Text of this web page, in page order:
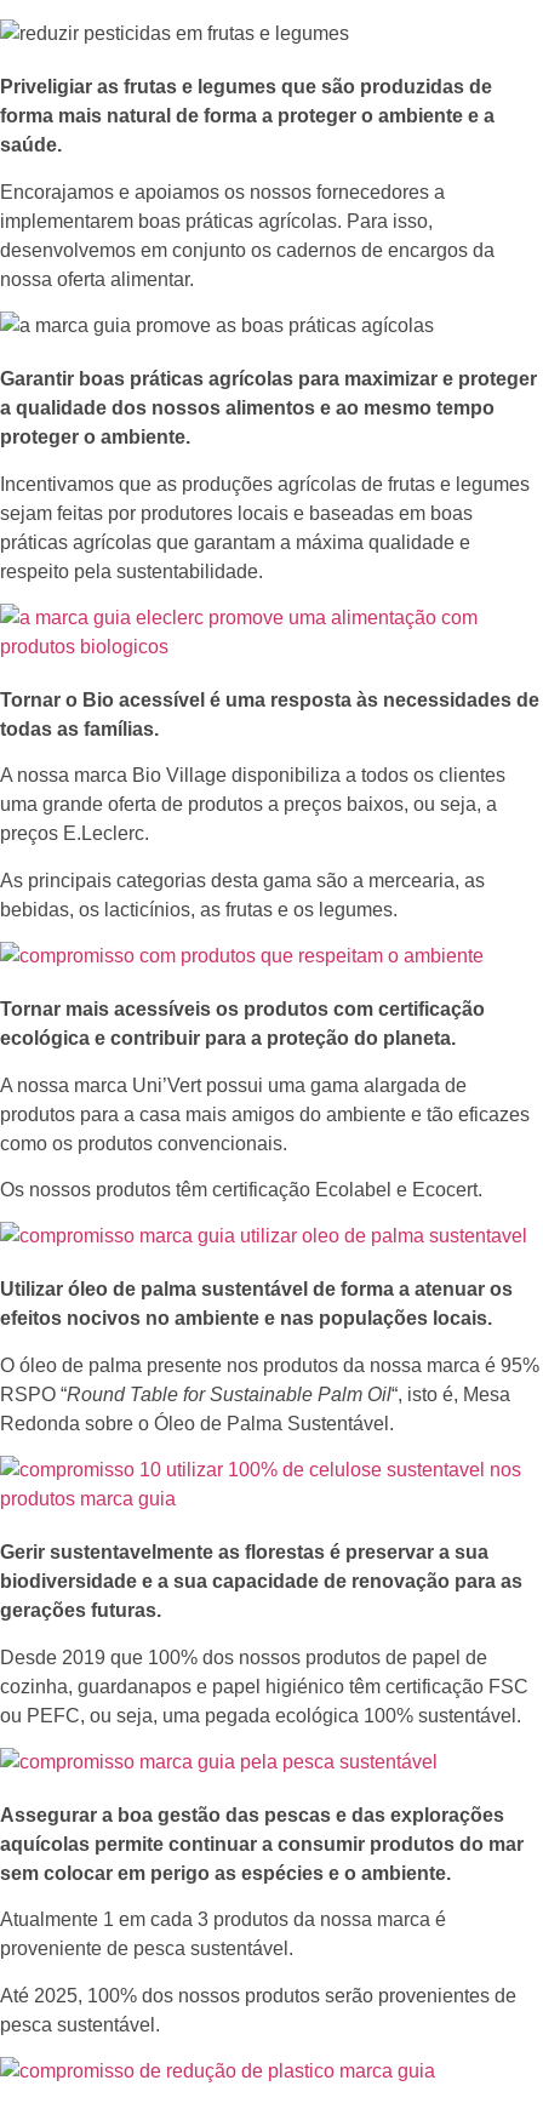
Priveligiar as frutas e legumes que são produzidas de
forma mais natural de forma a proteger o ambiente e a
saúde.
Encorajamos e apoiamos os nossos fornecedores a
implementarem boas práticas agrícolas. Para isso,
desenvolvemos em conjunto os cadernos de encargos da
nossa oferta alimentar.
Garantir boas práticas agrícolas para maximizar e proteger
a qualidade dos nossos alimentos e ao mesmo tempo
proteger o ambiente.
Incentivamos que as produções agrícolas de frutas e legumes
sejam feitas por produtores locais e baseadas em boas
práticas agrícolas que garantam a máxima qualidade e
respeito pela sustentabilidade.
Tornar o Bio acessível é uma resposta às necessidades de
todas as famílias.
A nossa marca Bio Village disponibiliza a todos os clientes
uma grande oferta de produtos a preços baixos, ou seja, a
preços E.Leclerc.
As principais categorias desta gama são a mercearia, as
bebidas, os lacticínios, as frutas e os legumes.
Tornar mais acessíveis os produtos com certificação
ecológica e contribuir para a proteção do planeta.
A nossa marca Uni’Vert possui uma gama alargada de
produtos para a casa mais amigos do ambiente e tão eficazes
como os produtos convencionais.
Os nossos produtos têm certificação Ecolabel e Ecocert.
Utilizar óleo de palma sustentável de forma a atenuar os
efeitos nocivos no ambiente e nas populações locais.
O óleo de palma presente nos produtos da nossa marca é 95%
RSPO “Round Table for Sustainable Palm Oil“, isto é, Mesa
Redonda sobre o Óleo de Palma Sustentável.
Gerir sustentavelmente as florestas é preservar a sua
biodiversidade e a sua capacidade de renovação para as
gerações futuras.
Desde 2019 que 100% dos nossos produtos de papel de
cozinha, guardanapos e papel higiénico têm certificação FSC
ou PEFC, ou seja, uma pegada ecológica 100% sustentável.
Assegurar a boa gestão das pescas e das explorações
aquícolas permite continuar a consumir produtos do mar
sem colocar em perigo as espécies e o ambiente.
Atualmente 1 em cada 3 produtos da nossa marca é
proveniente de pesca sustentável.
Até 2025, 100% dos nossos produtos serão provenientes de
pesca sustentável.